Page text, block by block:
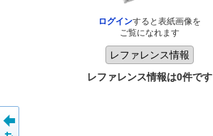
ログインすると表紙画像を
ご覧になれます
レファレンス情報は0件です